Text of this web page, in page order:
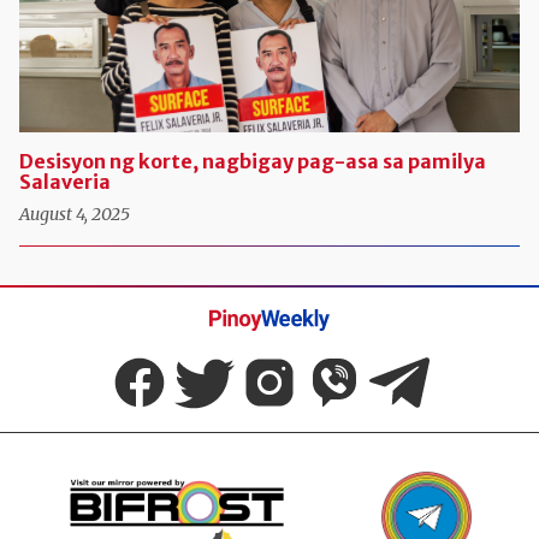
Desisyon ng korte, nagbigay pag-asa sa pamilya
Salaveria
August 4, 2025
Pinoy
Weekly